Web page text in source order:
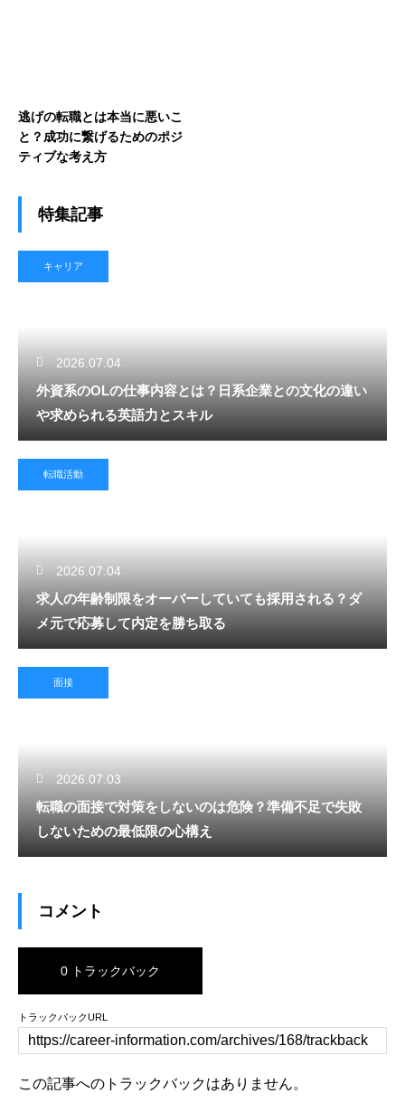
逃げの転職とは本当に悪いこ
と？成功に繋げるためのポジ
ティブな考え方
特集記事
キャリア
2026.07.04
外資系のOLの仕事内容とは？日系企業との文化の違い
や求められる英語力とスキル
転職活動
2026.07.04
求人の年齢制限をオーバーしていても採用される？ダ
メ元で応募して内定を勝ち取る
面接
2026.07.03
転職の面接で対策をしないのは危険？準備不足で失敗
しないための最低限の心構え
コメント
0 トラックバック
トラックバックURL
この記事へのトラックバックはありません。